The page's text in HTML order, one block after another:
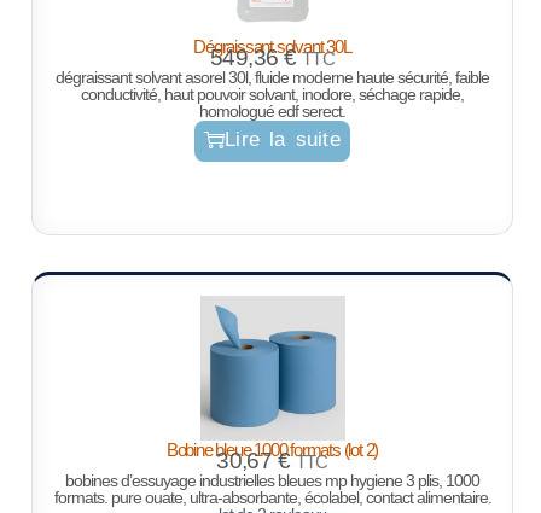
Dégraissant solvant 30L
549,36€ TTC
dégraissant solvant asorel 30l, fluide moderne haute sécurité, faible
conductivité, haut pouvoir solvant, inodore, séchage rapide,
homologué edf serect.
Lire la suite
Bobine bleue 1000 formats (lot 2)
30,67€ TTC
bobines d’essuyage industrielles bleues mp hygiene 3 plis, 1000
formats. pure ouate, ultra-absorbante, écolabel, contact alimentaire.